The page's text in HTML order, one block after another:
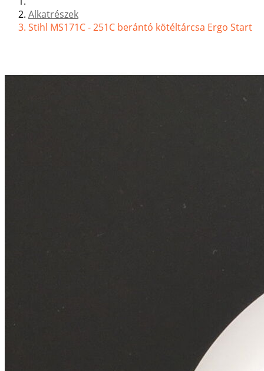
Alkatrészek
Stihl MS171C - 251C berántó kötéltárcsa Ergo Start